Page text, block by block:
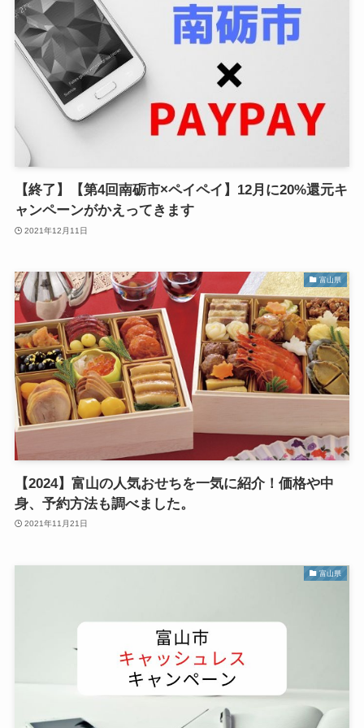
【終了】【第4回南砺市×ペイペイ】12月に20%還元キ
ャンペーンがかえってきます
2021年12月11日
富山県
【2024】富山の人気おせちを一気に紹介！価格や中
身、予約方法も調べました。
2021年11月21日
富山県